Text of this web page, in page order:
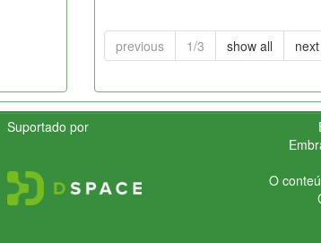
previous 1/3 show all next
Suportado por
O